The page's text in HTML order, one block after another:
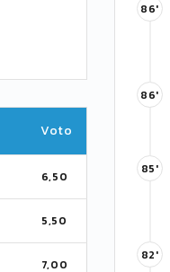
Voto
6,50
5,50
7,00
86'
86'
85'
82'